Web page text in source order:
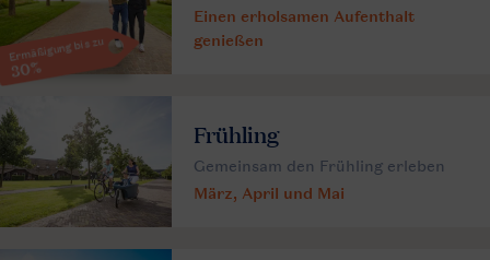
Ermäßigung bis zu
30%
Einen erholsamen Aufenthalt
genießen
Frühling
Gemeinsam den Frühling erleben
März, April und Mai